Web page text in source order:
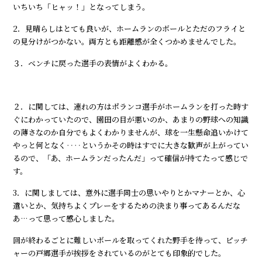
いちいち「ヒャッ！」となってしまう。
2．見晴らしはとても良いが、ホームランのボールとただのフライと
の見分けがつかない。両方とも距離感が全くつかめませんでした。
３．ベンチに戻った選手の表情がよくわかる。
２．に関しては、連れの方はポランコ選手がホームランを打った時す
ぐにわかっていたので、園田の目が悪いのか、あまりの野球への知識
の薄さなのか自分でもよくわかりませんが、球を一生懸命追いかけて
やっと何となく‥‥というかその時はすでに大きな歓声が上がってい
るので、「あ、ホームランだったんだ」って確信が持てたって感じで
す。
3．に関しましては、意外に選手同士の思いやりとかマナーとか、心
遣いとか、気持ちよくプレーをするための決まり事ってあるんだな
あ…って思って感心しました。
回が終わるごとに難しいボールを取ってくれた野手を待って、ピッチ
ャーの戸郷選手が挨拶をされているのがとても印象的でした。